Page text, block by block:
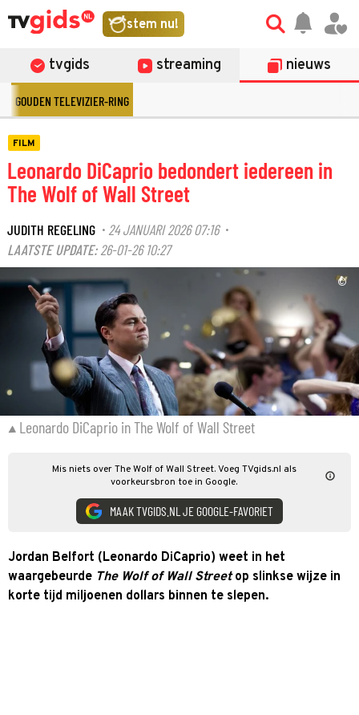
stem nu!
tvgids streaming nieuws
GOUDEN TELEVIZIER-RING
FILM
Leonardo DiCaprio bedondert iedereen in
The Wolf of Wall Street
JUDITH REGELING · 24 JANUARI 2026 07:16·
LAATSTE UPDATE: 26-01-26 10:27
©
Leonardo DiCaprio in The Wolf of Wall Street
Mis niets over The Wolf of Wall Street. Voeg TVgids.nl als
voorkeursbron toe in Google.
MAAK TVGIDS.NL JE GOOGLE-FAVORIET
Jordan Belfort (Leonardo DiCaprio) weet in het
waargebeurde The Wolf of Wall Streetop slinkse wijze in
korte tijd miljoenen dollars binnen te slepen.